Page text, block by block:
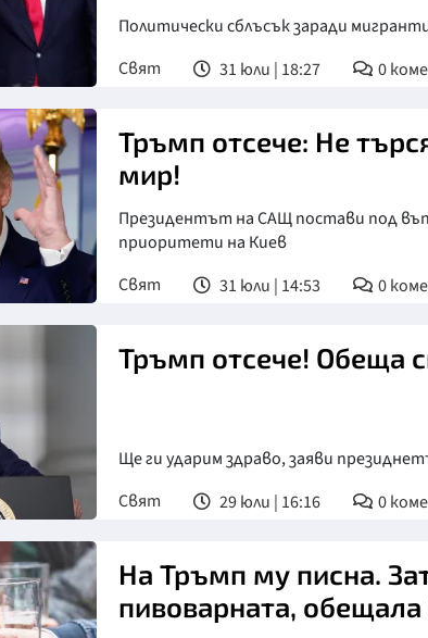
Политически сблъсък заради
Свят
31 юли | 18:27 0
Тръмп отсече: Не
мир!
Президентът на САЩ постави под
приоритети на Киев
Свят
31 юли | 14:53 0
Тръмп отсече! Обеща
Ще ги ударим здраво, заяви
Свят
29 юли | 16:16 0
На Тръмп му писна.
пивоварната,